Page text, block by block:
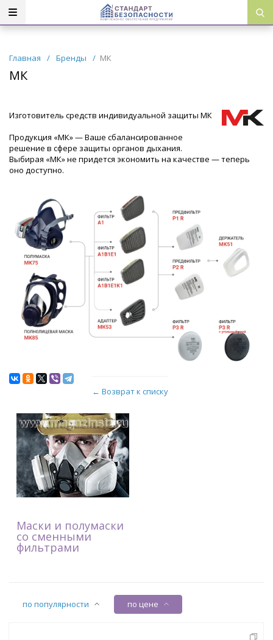
Главная / Бренды / МК
МК
Изготовитель средств индивидуальной защиты МК
Продукция «МК» — Ваше сбалансированное
решение в сфере защиты органов дыхания.
Выбирая «МК» не придется экономить на качестве — теперь
оно доступно.
← Возврат к списку
Маски и полумаски
со сменными
фильтрами
по популярности по цене